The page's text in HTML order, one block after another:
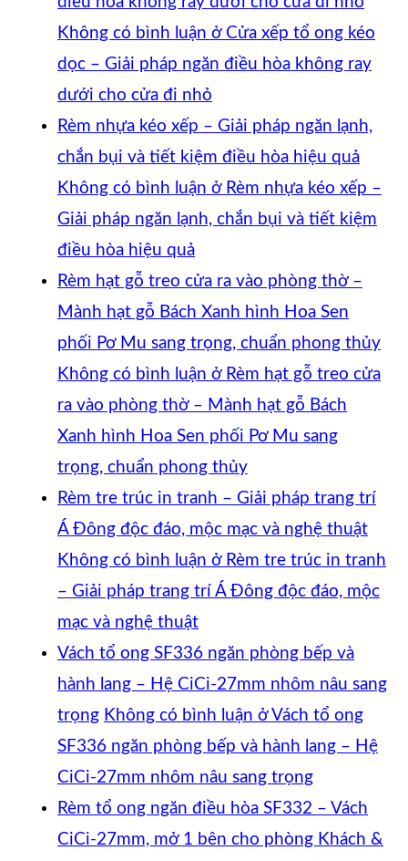
Không có bình luận ở Cửa xếp tổ ong kéo
dọc – Giải pháp ngăn điều hòa không ray
dưới cho cửa đi nhỏ
Rèm nhựa kéo xếp – Giải pháp ngăn lạnh,
chắn bụi và tiết kiệm điều hòa hiệu quả
Không có bình luận ở Rèm nhựa kéo xếp –
Giải pháp ngăn lạnh, chắn bụi và tiết kiệm
điều hòa hiệu quả
Rèm hạt gỗ treo cửa ra vào phòng thờ –
Mành hạt gỗ Bách Xanh hình Hoa Sen
phối Pơ Mu sang trọng, chuẩn phong thủy
Không có bình luận ở Rèm hạt gỗ treo cửa
ra vào phòng thờ – Mành hạt gỗ Bách
Xanh hình Hoa Sen phối Pơ Mu sang
trọng, chuẩn phong thủy
Rèm tre trúc in tranh – Giải pháp trang trí
Á Đông độc đáo, mộc mạc và nghệ thuật
Không có bình luận ở Rèm tre trúc in tranh
– Giải pháp trang trí Á Đông độc đáo, mộc
mạc và nghệ thuật
Vách tổ ong SF336 ngăn phòng bếp và
hành lang – Hệ CiCi-27mm nhôm nâu sang
trọng Không có bình luận ở Vách tổ ong
SF336 ngăn phòng bếp và hành lang – Hệ
CiCi-27mm nhôm nâu sang trọng
Rèm tổ ong ngăn điều hòa SF332 – Vách
CiCi-27mm, mở 1 bên cho phòng Khách &